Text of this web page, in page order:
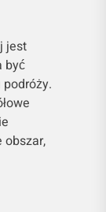
jest
być
obszar,